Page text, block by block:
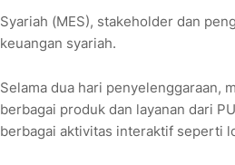
Syariah (MES), stakeholder dan
keuangan syariah.
Selama dua hari penyelenggaraan,
berbagai produk dan layanan dari
berbagai aktivitas interaktif seperti